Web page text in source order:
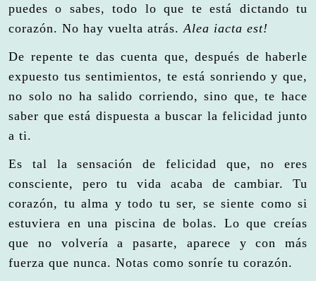
puedes o sabes, todo lo que te está dictando tu
corazón. No hay vuelta atrás.Alea iacta est!
De repente te das cuenta que, después de haberle
expuesto tus sentimientos, te está sonriendo y que,
no solo no ha salido corriendo, sino que, te hace
saber que está dispuesta a buscar la felicidad junto
a ti.
Es tal la sensación de felicidad que, no eres
consciente, pero tu vida acaba de cambiar. Tu
corazón, tu alma y todo tu ser, se siente como si
estuviera en una piscina de bolas. Lo que creías
que no volvería a pasarte, aparece y con más
fuerza que nunca. Notas como sonríe tu corazón.